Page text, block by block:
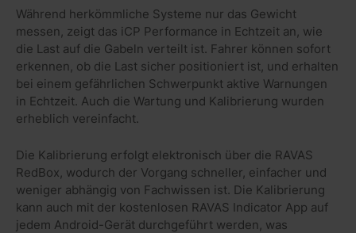
Während herkömmliche Systeme nur das Gewicht
messen, zeigt das iCP Performance in Echtzeit an, wie
die Last auf die Gabeln verteilt ist. Fahrer können sofort
erkennen, ob die Last sicher positioniert ist, und erhalten
bei einem gefährlichen Schwerpunkt aktive Warnungen
in Echtzeit. Auch die Wartung und Kalibrierung wurden
erheblich vereinfacht.
Die Kalibrierung erfolgt elektronisch über die RAVAS
RedBox, wodurch der Vorgang schneller, einfacher und
weniger abhängig von Fachwissen ist. Die Kalibrierung
kann auch mit der kostenlosen RAVAS Indicator App auf
jedem Android-Gerät durchgeführt werden, was